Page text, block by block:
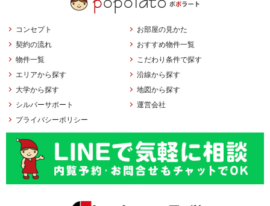
コンセプト
お部屋の見かた
契約の流れ
おすすめ物件一覧
物件一覧
こだわり条件で探す
エリアから探す
沿線から探す
大学から探す
地図から探す
シルバーサポート
運営会社
プライバシーポリシー